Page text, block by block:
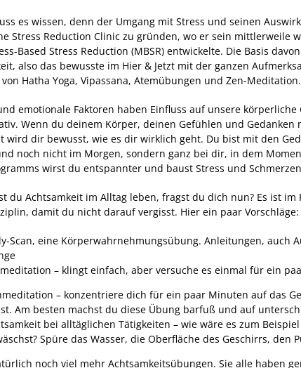
es wissen, denn der Umgang mit Stress und seinen
Stress Reduction Clinic zu gründen, wo er sein mittlerweile
Based Stress Reduction (MBSR) entwickelte. Die Basis
also das bewusste im Hier & Jetzt mit der ganzen
Hatha Yoga, Vipassana, Atemübungen und Zen-Meditation.
emotionale Faktoren haben Einfluss auf unsere
Wenn du deinem Körper, deinen Gefühlen und
wird dir bewusst, wie es dir wirklich geht. Du bist mit den
noch nicht im Morgen, sondern ganz bei dir, in dem
wirst du entspannter und baust Stress und
du Achtsamkeit im Alltag leben, fragst du dich nun? Es ist
damit du nicht darauf vergisst. Hier ein paar Vorschläge:
Scan, eine Körperwahrnehmungsübung. Anleitungen, auch
– klingt einfach, aber versuche es einmal für ein
– konzentriere dich für ein paar Minuten auf das
Am besten machst du diese Übung barfuß und auf
bei alltäglichen Tätigkeiten – wie wäre es zum
Spüre das Wasser, die Oberfläche des Geschirrs, den
noch viel mehr Achtsamkeitsübungen. Sie alle haben